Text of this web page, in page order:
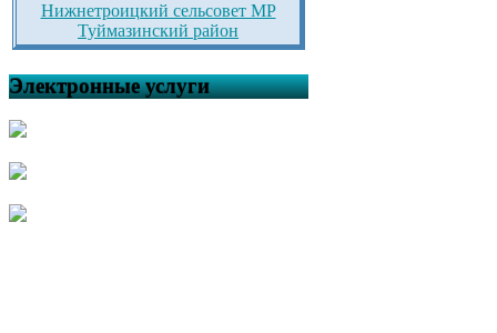
Нижнетроицкий сельсовет МР
Туймазинский район
Электронные услуги